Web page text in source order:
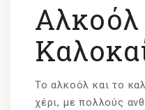
Αλκοόλ
Το αλκοόλ και το
χέρι, με πολλούς